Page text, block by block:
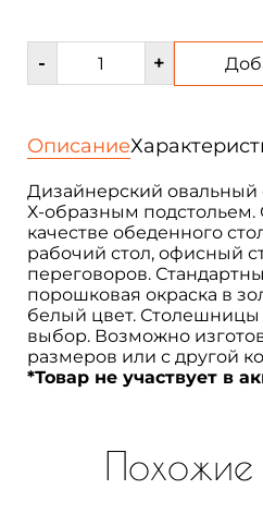
-
товара
Стол
обеденный,
стол
офисный
для
переговоров,
стол
с
Х
металлическим
подстольем
+
Описание
Дизайнерский
Х-образным подстольем.
качестве обеденного
рабочий стол, офисный
переговоров.
порошковая окраска в
белый цвет. Столешницы
выбор. Возможно
размеров или с другой
*Товар не участвует в
Похожие